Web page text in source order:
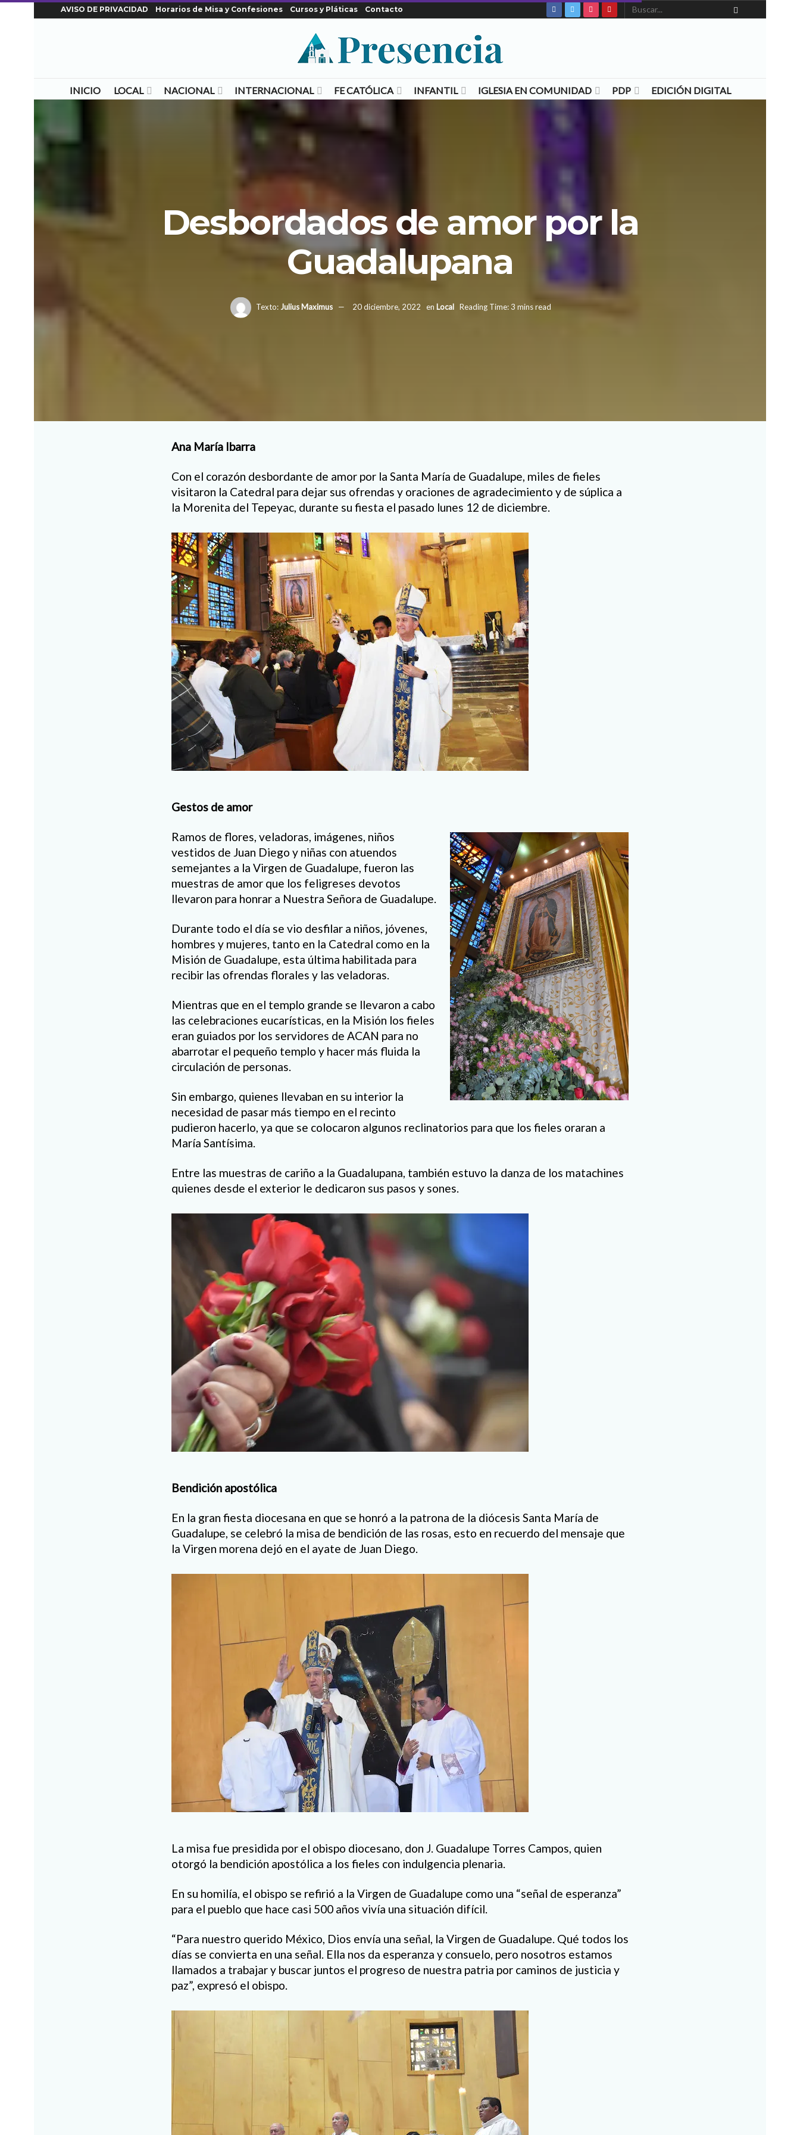
AVISO DE PRIVACIDAD Horarios de Misa y Confesiones Cursos y Pláticas Contacto
INICIO LOCAL NACIONAL INTERNACIONAL FE CATÓLICA INFANTIL IGLESIA EN COMUNIDAD PDP EDICIÓN DIGITAL
Desbordados de amor por la
Guadalupana
Texto: Julius Maximus 20 diciembre, 2022 en Local Reading Time: 3 mins read
Ana María Ibarra
Con el corazón desbordante de amor por la Santa María de Guadalupe, miles de fieles
visitaron la Catedral para dejar sus ofrendas y oraciones de agradecimiento y de súplica a
la Morenita del Tepeyac, durante su fiesta el pasado lunes 12 de diciembre.
Gestos de amor
Ramos de flores, veladoras, imágenes, niños
vestidos de Juan Diego y niñas con atuendos
semejantes a la Virgen de Guadalupe, fueron las
muestras de amor que los feligreses devotos
llevaron para honrar a Nuestra Señora de Guadalupe.
Durante todo el día se vio desfilar a niños, jóvenes,
hombres y mujeres, tanto en la Catedral como en la
Misión de Guadalupe, esta última habilitada para
recibir las ofrendas florales y las veladoras.
Mientras que en el templo grande se llevaron a cabo
las celebraciones eucarísticas, en la Misión los fieles
eran guiados por los servidores de ACAN para no
abarrotar el pequeño templo y hacer más fluida la
circulación de personas.
Sin embargo, quienes llevaban en su interior la
necesidad de pasar más tiempo en el recinto
pudieron hacerlo, ya que se colocaron algunos reclinatorios para que los fieles oraran a
María Santísima.
Entre las muestras de cariño a la Guadalupana, también estuvo la danza de los matachines
quienes desde el exterior le dedicaron sus pasos y sones.
Bendición apostólica
En la gran fiesta diocesana en que se honró a la patrona de la diócesis Santa María de
Guadalupe, se celebró la misa de bendición de las rosas, esto en recuerdo del mensaje que
la Virgen morena dejó en el ayate de Juan Diego.
La misa fue presidida por el obispo diocesano, don J. Guadalupe Torres Campos, quien
otorgó la bendición apostólica a los fieles con indulgencia plenaria.
En su homilía, el obispo se refirió a la Virgen de Guadalupe como una “señal de esperanza”
para el pueblo que hace casi 500 años vivía una situación difícil.
“Para nuestro querido México, Dios envía una señal, la Virgen de Guadalupe. Qué todos los
días se convierta en una señal. Ella nos da esperanza y consuelo, pero nosotros estamos
llamados a trabajar y buscar juntos el progreso de nuestra patria por caminos de justicia y
paz”, expresó el obispo.